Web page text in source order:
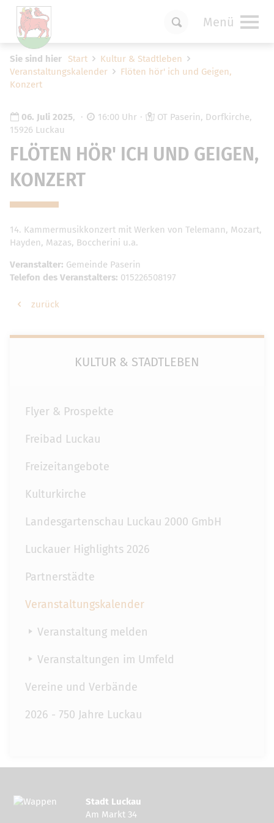
Menü
Sie sind hier Start
Kultur & Stadtleben
Veranstaltungskalender
Flöten hör' ich und Geigen,
Konzert
06. Juli 2025, 16:00 Uhr
OT Paserin, Dorfkirche,
15926 Luckau
FLÖTEN HÖR' ICH UND GEIGEN,
KONZERT
14. Kammermusikkonzert mit Werken von Telemann, Mozart,
Hayden, Mazas, Boccherini u.a.
Veranstalter: Gemeinde Paserin
Telefon des Veranstalters: 015226508197
zurück
KULTUR & STADTLEBEN
Flyer & Prospekte
Freibad Luckau
Freizeitangebote
Kulturkirche
Landesgartenschau Luckau 2000 GmbH
Luckauer Highlights 2026
Partnerstädte
Veranstaltungskalender
Veranstaltung melden
Veranstaltungen im Umfeld
Vereine und Verbände
2026 - 750 Jahre Luckau
Stadt Luckau
Am Markt 34
vornehmen zu können wird die Berechtigung
fürfunktionale Cookiesin den Cookie-
Cookie-Einstellungen